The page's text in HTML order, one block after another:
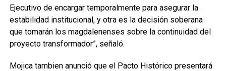
Ejecutivo de encargar temporalmente para asegurar la
estabilidad institucional, y otra es la decisión soberana
que tomarán los magdalenenses sobre la continuidad del
proyecto transformador”, señaló.
Mojica tambien anunció que el Pacto Histórico presentará